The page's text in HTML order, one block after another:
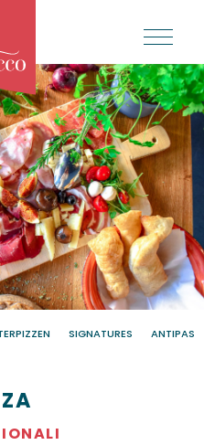
SIGNATURES ANTIPASTI